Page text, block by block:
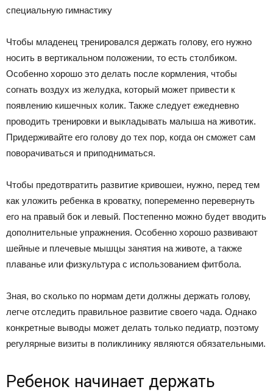
специальную гимнастику
Чтобы младенец тренировался держать голову, его нужно
носить в вертикальном положении, то есть столбиком.
Особенно хорошо это делать после кормления, чтобы
согнать воздух из желудка, который может привести к
появлению кишечных колик. Также следует ежедневно
проводить тренировки и выкладывать малыша на животик.
Придерживайте его голову до тех пор, когда он сможет сам
поворачиваться и приподниматься.
Чтобы предотвратить развитие кривошеи, нужно, перед тем
как уложить ребенка в кроватку, попеременно перевернуть
его на правый бок и левый. Постепенно можно будет вводить
дополнительные упражнения. Особенно хорошо развивают
шейные и плечевые мышцы занятия на животе, а также
плаванье или физкультура с использованием фитбола.
Зная, во сколько по нормам дети должны держать голову,
легче отследить правильное развитие своего чада. Однако
конкретные выводы может делать только педиатр, поэтому
регулярные визиты в поликлинику являются обязательными.
Ребенок начинает держать